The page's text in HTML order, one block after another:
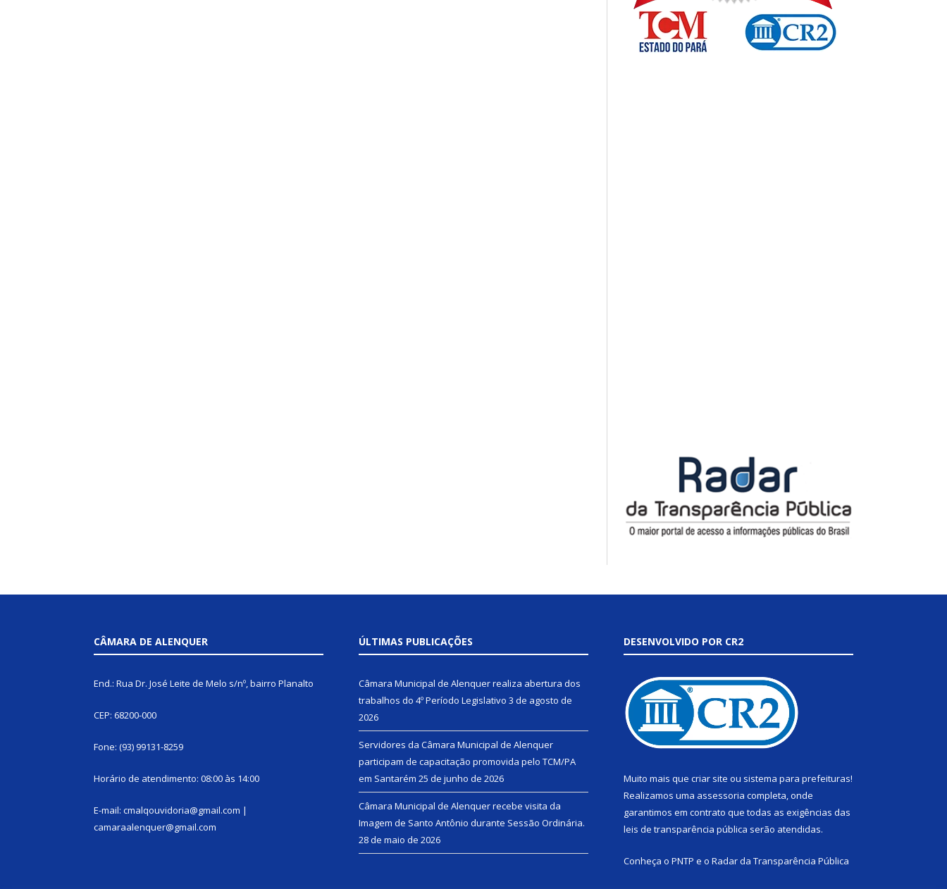
CÂMARA DE ALENQUER
End.: Rua Dr. José Leite de Melo s/nº, bairro Planalto
CEP: 68200-000
Fone: (93) 99131-8259
Horário de atendimento: 08:00 às 14:00
E-mail: cmalqouvidoria@gmail.com |
camaraalenquer@gmail.com
ÚLTIMAS PUBLICAÇÕES
Câmara Municipal de Alenquer realiza abertura dos
trabalhos do 4º Período Legislativo 3 de agosto de
2026
Servidores da Câmara Municipal de Alenquer
participam de capacitação promovida pelo TCM/PA
em Santarém 25 de junho de 2026
Câmara Municipal de Alenquer recebe visita da
Imagem de Santo Antônio durante Sessão Ordinária.
28 de maio de 2026
DESENVOLVIDO POR CR2
Muito mais que criar site ou sistema para prefeituras!
Realizamos uma assessoria completa, onde
garantimos em contrato que todas as exigências das
leis de transparência pública serão atendidas.
Conheça o PNTP e o Radar da Transparência Pública